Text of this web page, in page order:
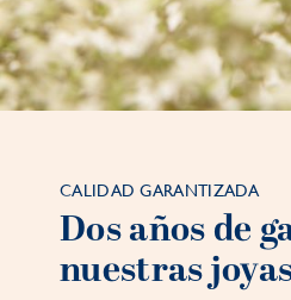
CALIDAD GARANTIZADA
Dos años de
nuestras